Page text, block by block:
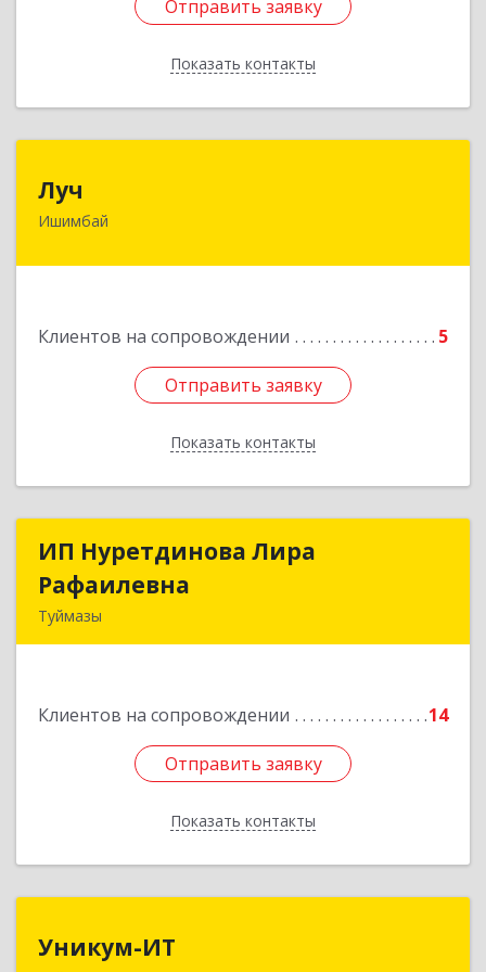
Отправить заявку
Показать контакты
Отправить заявку
Назад
Луч
Ишимбай
Клиентов на сопровождении 5
Отправить заявку
Показать контакты
453215, Башкортостан Респ, Ишимбайский р-н,
Отправить заявку
Назад
ИП Нуретдинова Лира
Рафаилевна
Туймазы
Клиентов на сопровождении 14
Отправить заявку
Показать контакты
ИП Нуретдинова Лира
Подробнее
Отправить заявку
Назад
Уникум-ИТ